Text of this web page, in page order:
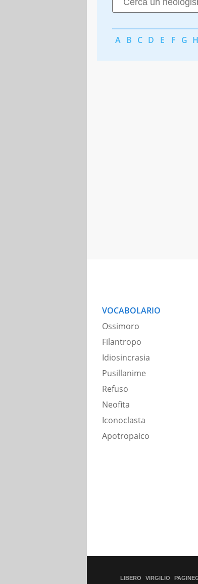
A B C D E F G H
VOCABOLARIO
Ossimoro
Filantropo
Idiosincrasia
Pusillanime
Refuso
Neofita
Iconoclasta
Apotropaico
LIBERO VIRGILIO